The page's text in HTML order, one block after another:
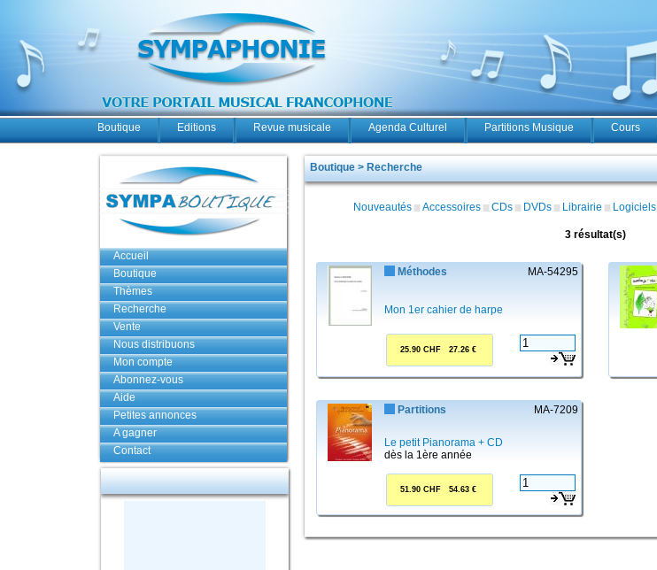
Boutique Editions Revue musicale Agenda Culturel Partitions Musique Cours
Accueil
Boutique
Thèmes
Recherche
Vente
Nous distribuons
Mon compte
Abonnez-vous
Aide
Petites annonces
A gagner
Contact
Boutique > Recherche
Nouveautés Accessoires CDs DVDs Librairie Logiciels
3 résultat(s)
Méthodes MA-54295
Mon 1er cahier de harpe
25.90 CHF 27.26 €
Partitions MA-7209
Le petit Pianorama + CD
dès la 1ère année
51.90 CHF 54.63 €